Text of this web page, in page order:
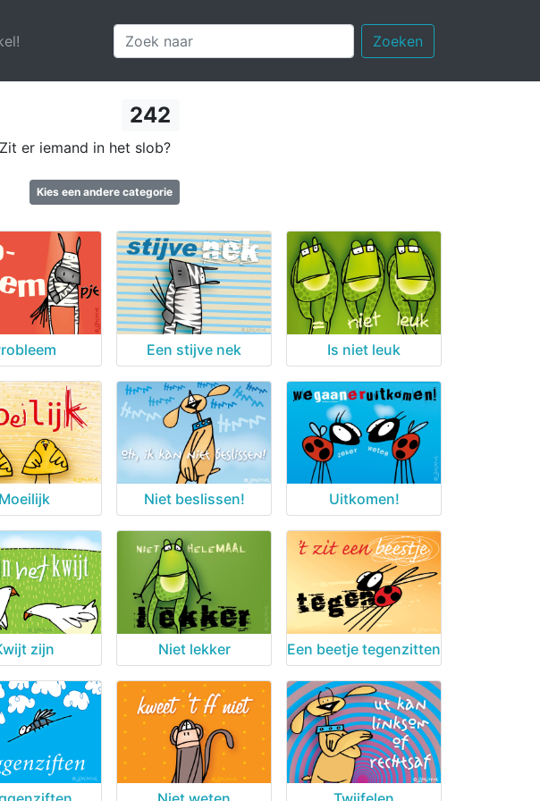
Zoeken
242
er iemand in het slob?
Kies een andere categorie
Een stijve nek Is niet leuk
Moeilijk Niet beslissen! Uitkomen!
zijn Niet lekker Een beetje tegenzitten